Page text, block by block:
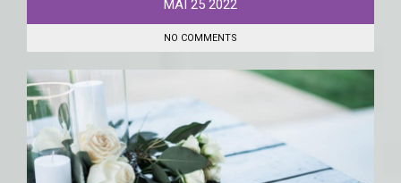
MAI 25 2022
NO COMMENTS